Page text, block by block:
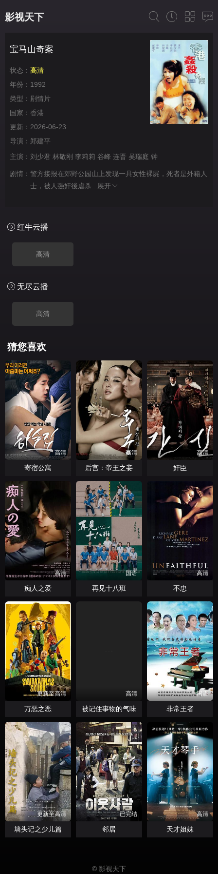
影视天下
宝马山奇案
状态： 高清
年份： 1992
类型： 剧情片
国家： 香港
更新： 2026-06-23
导演： 郑建平
主演： 刘少君 林敬刚 李莉莉 谷峰 连晋 吴瑞庭 钟
剧情： 警方接报在郊野公园山上发现一具女性裸屍，死者是外籍人
士，被人强奸後虐杀...
展开
红牛云播
高清
无尽云播
高清
猜您喜欢
高清
寄宿公寓
高清
后宫：帝王之妾
高清
奸臣
高清
痴人之爱
国语
再见十八班
高清
不忠
更新至高清
万恶之恶
高清
被记住事物的气味
国语
非常王者
更新至高清
墙头记之少儿篇
已完结
邻居
高清
天才姐妹
© 影视天下